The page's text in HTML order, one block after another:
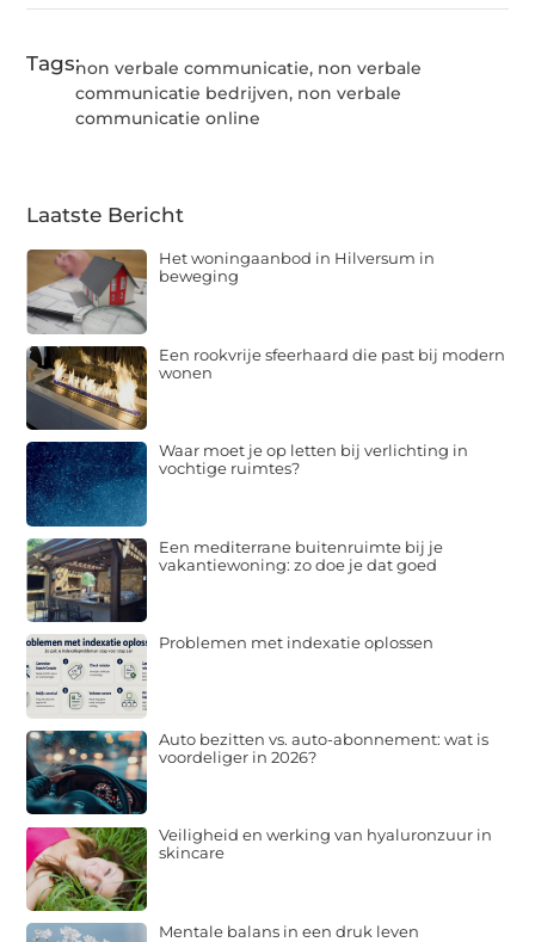
Tags:non verbale communicatie, non verbale
communicatie bedrijven, non verbale
communicatie online
Laatste Bericht
Het woningaanbod in Hilversum in
beweging
Een rookvrije sfeerhaard die past bij modern
wonen
Waar moet je op letten bij verlichting in
vochtige ruimtes?
Een mediterrane buitenruimte bij je
vakantiewoning: zo doe je dat goed
Problemen met indexatie oplossen
Auto bezitten vs. auto-abonnement: wat is
voordeliger in 2026?
Veiligheid en werking van hyaluronzuur in
skincare
Mentale balans in een druk leven